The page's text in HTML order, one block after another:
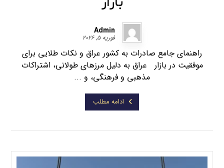
Admin
فوریه ۵, ۲۰۲۶
راهنمای جامع صادرات به کشور عراق و نکات طلایی برای
موفقیت در بازار عراق به دلیل مرزهای طولانی، اشتراکات
مذهبی و فرهنگی، و ...
ادامه مطلب